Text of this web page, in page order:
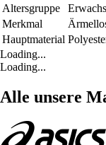
Altersgruppe
Merkmal
Hauptmaterial
Loading...
Loading...
Alle unsere